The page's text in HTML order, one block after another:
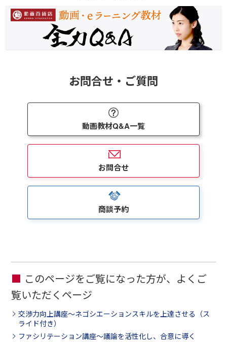
お問合せ・ご質問
動画教材Q&A一覧
お問合せ
商談予約
このページをご覧になった方が、よくご
覧いただくページ
交渉力向上講座～ネゴシエーションスキルを上達させる（ス
ライド付き）
ファシリテーション講座～議論を活性化し、合意に導く